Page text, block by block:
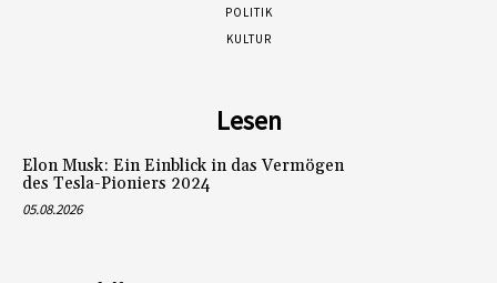
POLITIK
KULTUR
Lesen
Elon Musk: Ein Einblick in das Vermögen
des Tesla-Pioniers 2024
05.08.2026